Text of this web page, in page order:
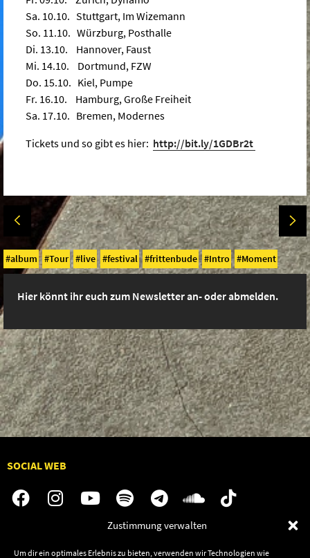
Zustimmung verwalten
Um dir ein optimales Erlebnis zu bieten, verwenden wir Technologien wie
Sa. 10.10. Stuttgart, Im Wizemann
So. 11.10. Würzburg, Posthalle
Di. 13.10. Hannover, Faust
Mi. 14.10. Dortmund, FZW
Do. 15.10. Kiel, Pumpe
Fr. 16.10. Hamburg, Große Freiheit
Sa. 17.10. Bremen, Modernes
Tickets und so gibt es hier: http://bit.ly/1GDBr2t
album Tour live festival frittenbude Intro Moment
Hier könnt ihr euch zum Newsletter an- oder abmelden.
SOCIAL WEB